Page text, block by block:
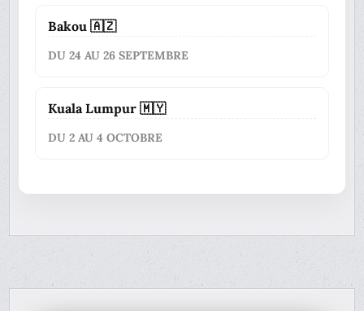
Bakou 🇦🇿
DU 24 AU 26 SEPTEMBRE
Kuala Lumpur 🇲🇾
DU 2 AU 4 OCTOBRE